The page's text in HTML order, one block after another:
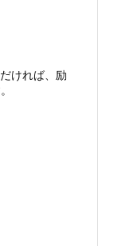
ければ、励